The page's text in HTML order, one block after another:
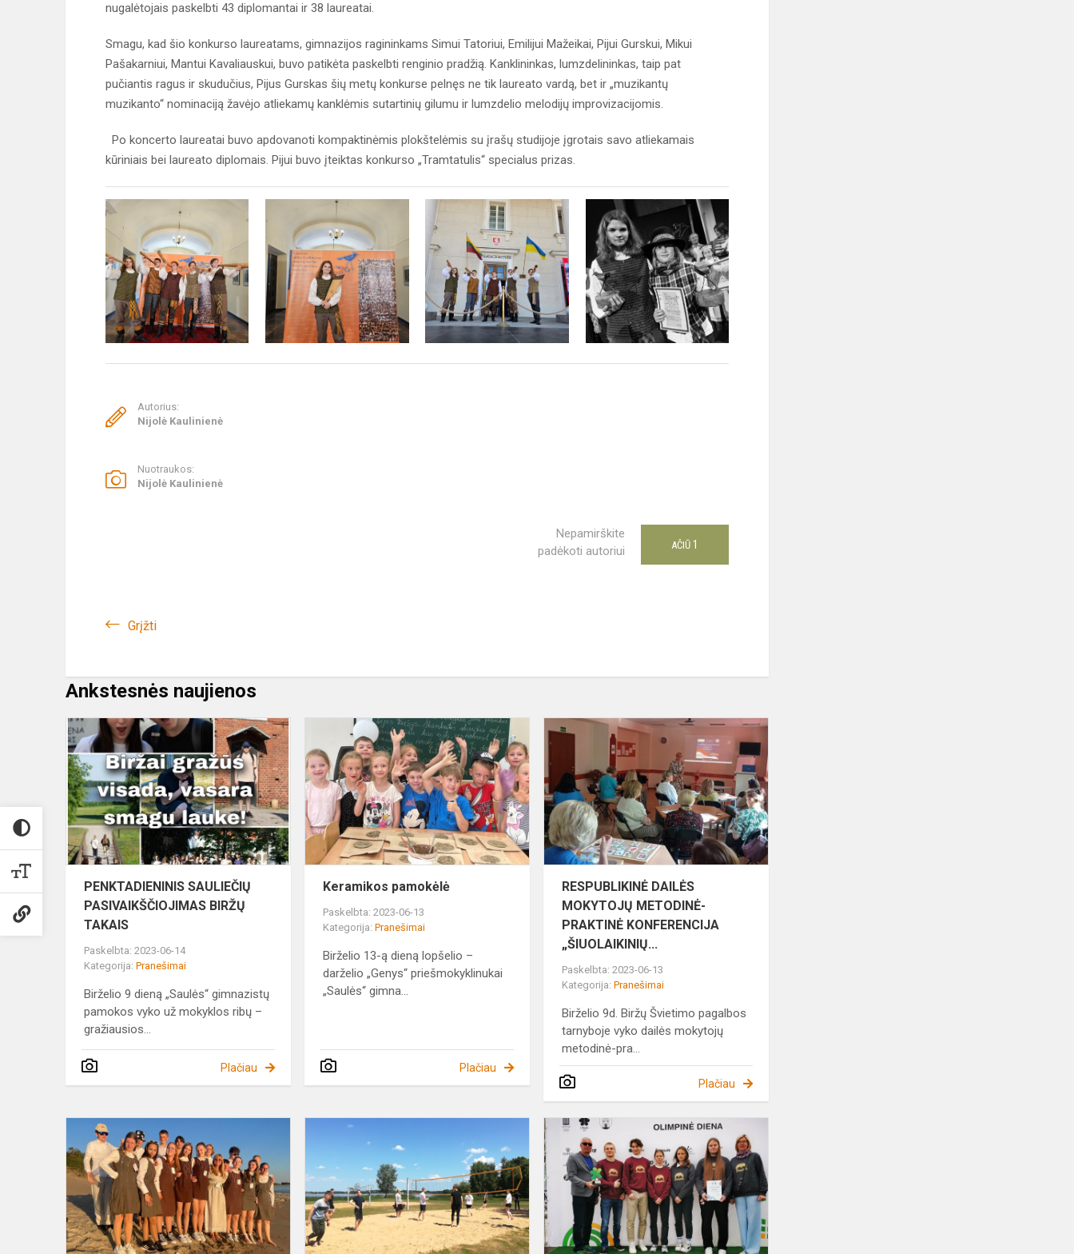
nugalėtojais paskelbti 43 diplomantai ir 38 laureatai.
Smagu, kad šio konkurso laureatams, gimnazijos ragininkams Simui Tatoriui, Emilijui Mažeikai, Pijui Gurskui, Mikui
Pašakarniui, Mantui Kavaliauskui, buvo patikėta paskelbti renginio pradžią. Kanklininkas, lumzdelininkas, taip pat
pučiantis ragus ir skudučius, Pijus Gurskas šių metų konkurse pelnęs ne tik laureato vardą, bet ir „muzikantų
muzikanto“ nominaciją žavėjo atliekamų kanklėmis sutartinių gilumu ir lumzdelio melodijų improvizacijomis.
Po koncerto laureatai buvo apdovanoti kompaktinėmis plokštelėmis su įrašų studijoje įgrotais savo atliekamais
kūriniais bei laureato diplomais. Pijui buvo įteiktas konkurso „Tramtatulis“ specialus prizas.
Autorius:
Nijolė Kaulinienė
Nuotraukos:
Nijolė Kaulinienė
Nepamirškite
padėkoti autoriui
AČIŪ 1
Grįžti
Ankstesnės naujienos
PENKTADIENINIS
SAULIEČIŲ
PASIVAIKŠČIOJIMAS
BIRŽŲ
TAKAIS
PENKTADIENINIS SAULIEČIŲ
PASIVAIKŠČIOJIMAS BIRŽŲ
TAKAIS
Paskelbta: 2023-06-14
Kategorija: Pranešimai
Birželio 9 dieną „Saulės“ gimnazistų
pamokos vyko už mokyklos ribų –
gražiausios...
Plačiau
Keramikos
pamokėlė
Keramikos pamokėlė
Paskelbta: 2023-06-13
Kategorija:Pranešimai
Birželio 13-ą dieną lopšelio –
darželio „Genys“ priešmokyklinukai
„Saulės“ gimna...
Plačiau
RESPUBLIKINĖ
MOKYTOJŲ
METODINĖ-
KONFERENCIJ...
RESPUBLIKINĖ DAILĖS
MOKYTOJŲ METODINĖ-
PRAKTINĖ KONFERENCIJA
„ŠIUOLAIKINIŲ...
Paskelbta: 2023-06-13
Kategorija:Pranešimai
Birželio 9d. Biržų Švietimo pagalbos
tarnyboje vyko dailės mokytojų
metodinė-pra...
Plačiau
Ortus“
kelionė
į
Lietuvos
Vakarų
Fizinio
ugdymo
pamoka
kitoje
aplinkoje.
mokyklų
apdovanojimas...